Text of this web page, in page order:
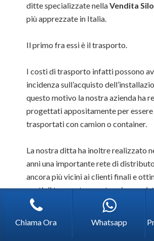
ditte specializzate nellaVendita
più apprezzate in Italia.
Il primo fra essi è il trasporto.
I costi di trasporto infatti possono
incidenza sull’acquisto
questo motivo la nostra azienda ha
progettati appositamente per
trasportati con camion o container.
La nostra ditta ha inoltre realizzato
anni una importante rete di
ancora più vicini ai clienti finali e
costi di trasporto, montaggio e
Parlando invece di montaggio, ci
sottolineare che il silos viene fornito
Chiama Ora Whatsapp